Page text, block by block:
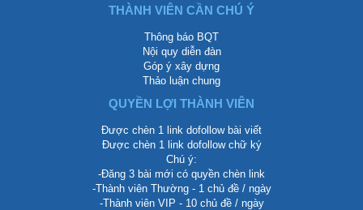
THÀNH VIÊN CẦN CHÚ Ý
Thông báo BQT
Nội quy diễn đàn
Góp ý xây dựng
Thảo luận chung
QUYỀN LỢI THÀNH VIÊN
Được chèn 1 link dofollow bài viết
Được chèn 1 link dofollow chữ ký
Chú ý:
-Đăng 3 bài mới có quyền chèn link
-Thành viên Thường - 1 chủ đề / ngày
-Thành viên VIP - 10 chủ đề / ngày